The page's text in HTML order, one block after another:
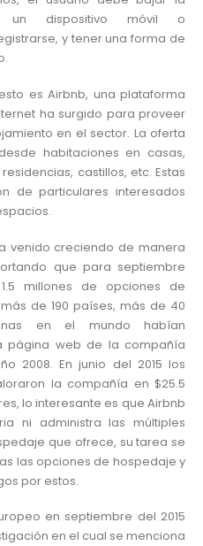
un dispositivo móvil o
y tener una forma de
es Airbnb, una plataforma
ha surgido para proveer
en el sector. La oferta
habitaciones en casas,
castillos, etc. Estas
de particulares interesados
venido creciendo de manera
que para septiembre
millones de opciones de
de 190 países, más de 40
en el mundo habían
página web de la compañía
2008. En junio del 2015 los
la compañía en $25.5
lo interesante es que Airbnb
ni administra las múltiples
que ofrece, su tarea se
las opciones de hospedaje y
por estos.
en septiembre del 2015
en el cual se menciona